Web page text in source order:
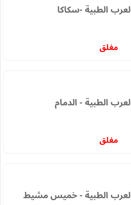
الطبية -سكاكا
مغلق
الطبية - الدمام
مغلق
الطبية - خميس مشيط